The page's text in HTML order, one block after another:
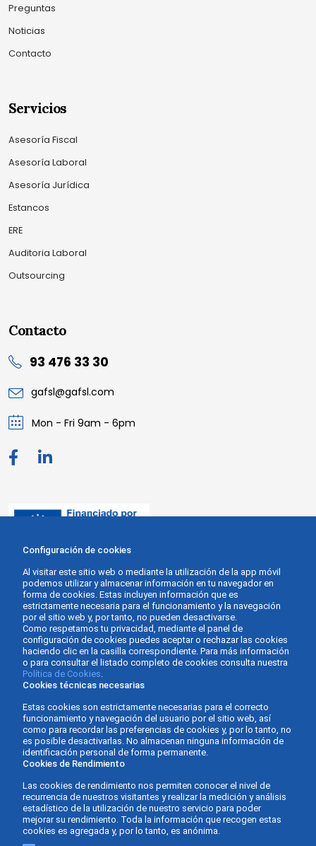
Preguntas
Noticias
Contacto
Servicios
Asesoría Fiscal
Asesoría Laboral
Asesoría Jurídica
Estancos
ERE
Auditoria Laboral
Outsourcing
Contacto
93 476 33 30
gafsl@gafsl.com
Mon - Fri 9am - 6pm
Gabinete Asesor Fernàndez - Asesoría de empresas ©
Configuración de cookies
Al visitar este sitio web o mediante la utilización de la app móvil
podemos utilizar y almacenar información en tu navegador en
forma de cookies. Estas incluyen información que es
estrictamente necesaria para el funcionamiento y la navegación
por el sitio web y, por tanto, no pueden desactivarse.
Como respetamos tu privacidad, mediante el panel de
configuración de cookies puedes aceptar o rechazar las cookies
haciendo clic en la casilla correspondiente. Para más información
o para consultar el listado completo de cookies consulta nuestra
Política de Cookies.
Cookies técnicas necesarias
Estas cookies son estrictamente necesarias para el correcto
funcionamiento y navegación del usuario por el sitio web, así
como para recordar las preferencias de cookies y, por lo tanto, no
es posible desactivarlas. No almacenan ninguna información de
identificación personal de forma permanente.
Cookies de Rendimiento
Las cookies de rendimiento nos permiten conocer el nivel de
recurrencia de nuestros visitantes y realizar la medición y análisis
estadístico de la utilización de nuestro servicio para poder
mejorar su rendimiento. Toda la información que recogen estas
cookies es agregada y, por lo tanto, es anónima.